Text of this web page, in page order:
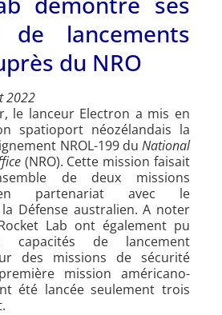
de lancements
du NRO
2022
le lanceur Electron a mis en
spatioport néozélandais la
NROL-199 du National
(NRO). Cette mission faisait
de deux missions
en partenariat avec le
Défense australien. A noter
Lab ont également pu
capacités de lancement
des missions de sécurité
mission américano-
été lancée seulement trois